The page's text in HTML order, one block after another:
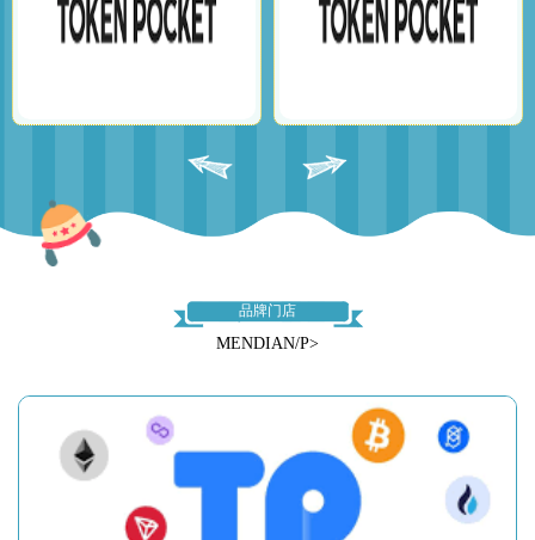
品牌门店
MENDIAN/P>